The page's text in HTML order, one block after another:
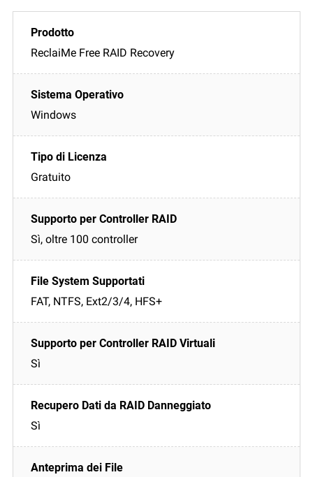
ReclaiMe Free RAID Recovery
Windows
Gratuito
Sì, oltre 100 controller
FAT, NTFS, Ext2/3/4, HFS+
Sì
Sì